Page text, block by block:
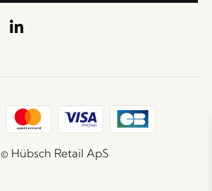
© Hübsch Retail ApS